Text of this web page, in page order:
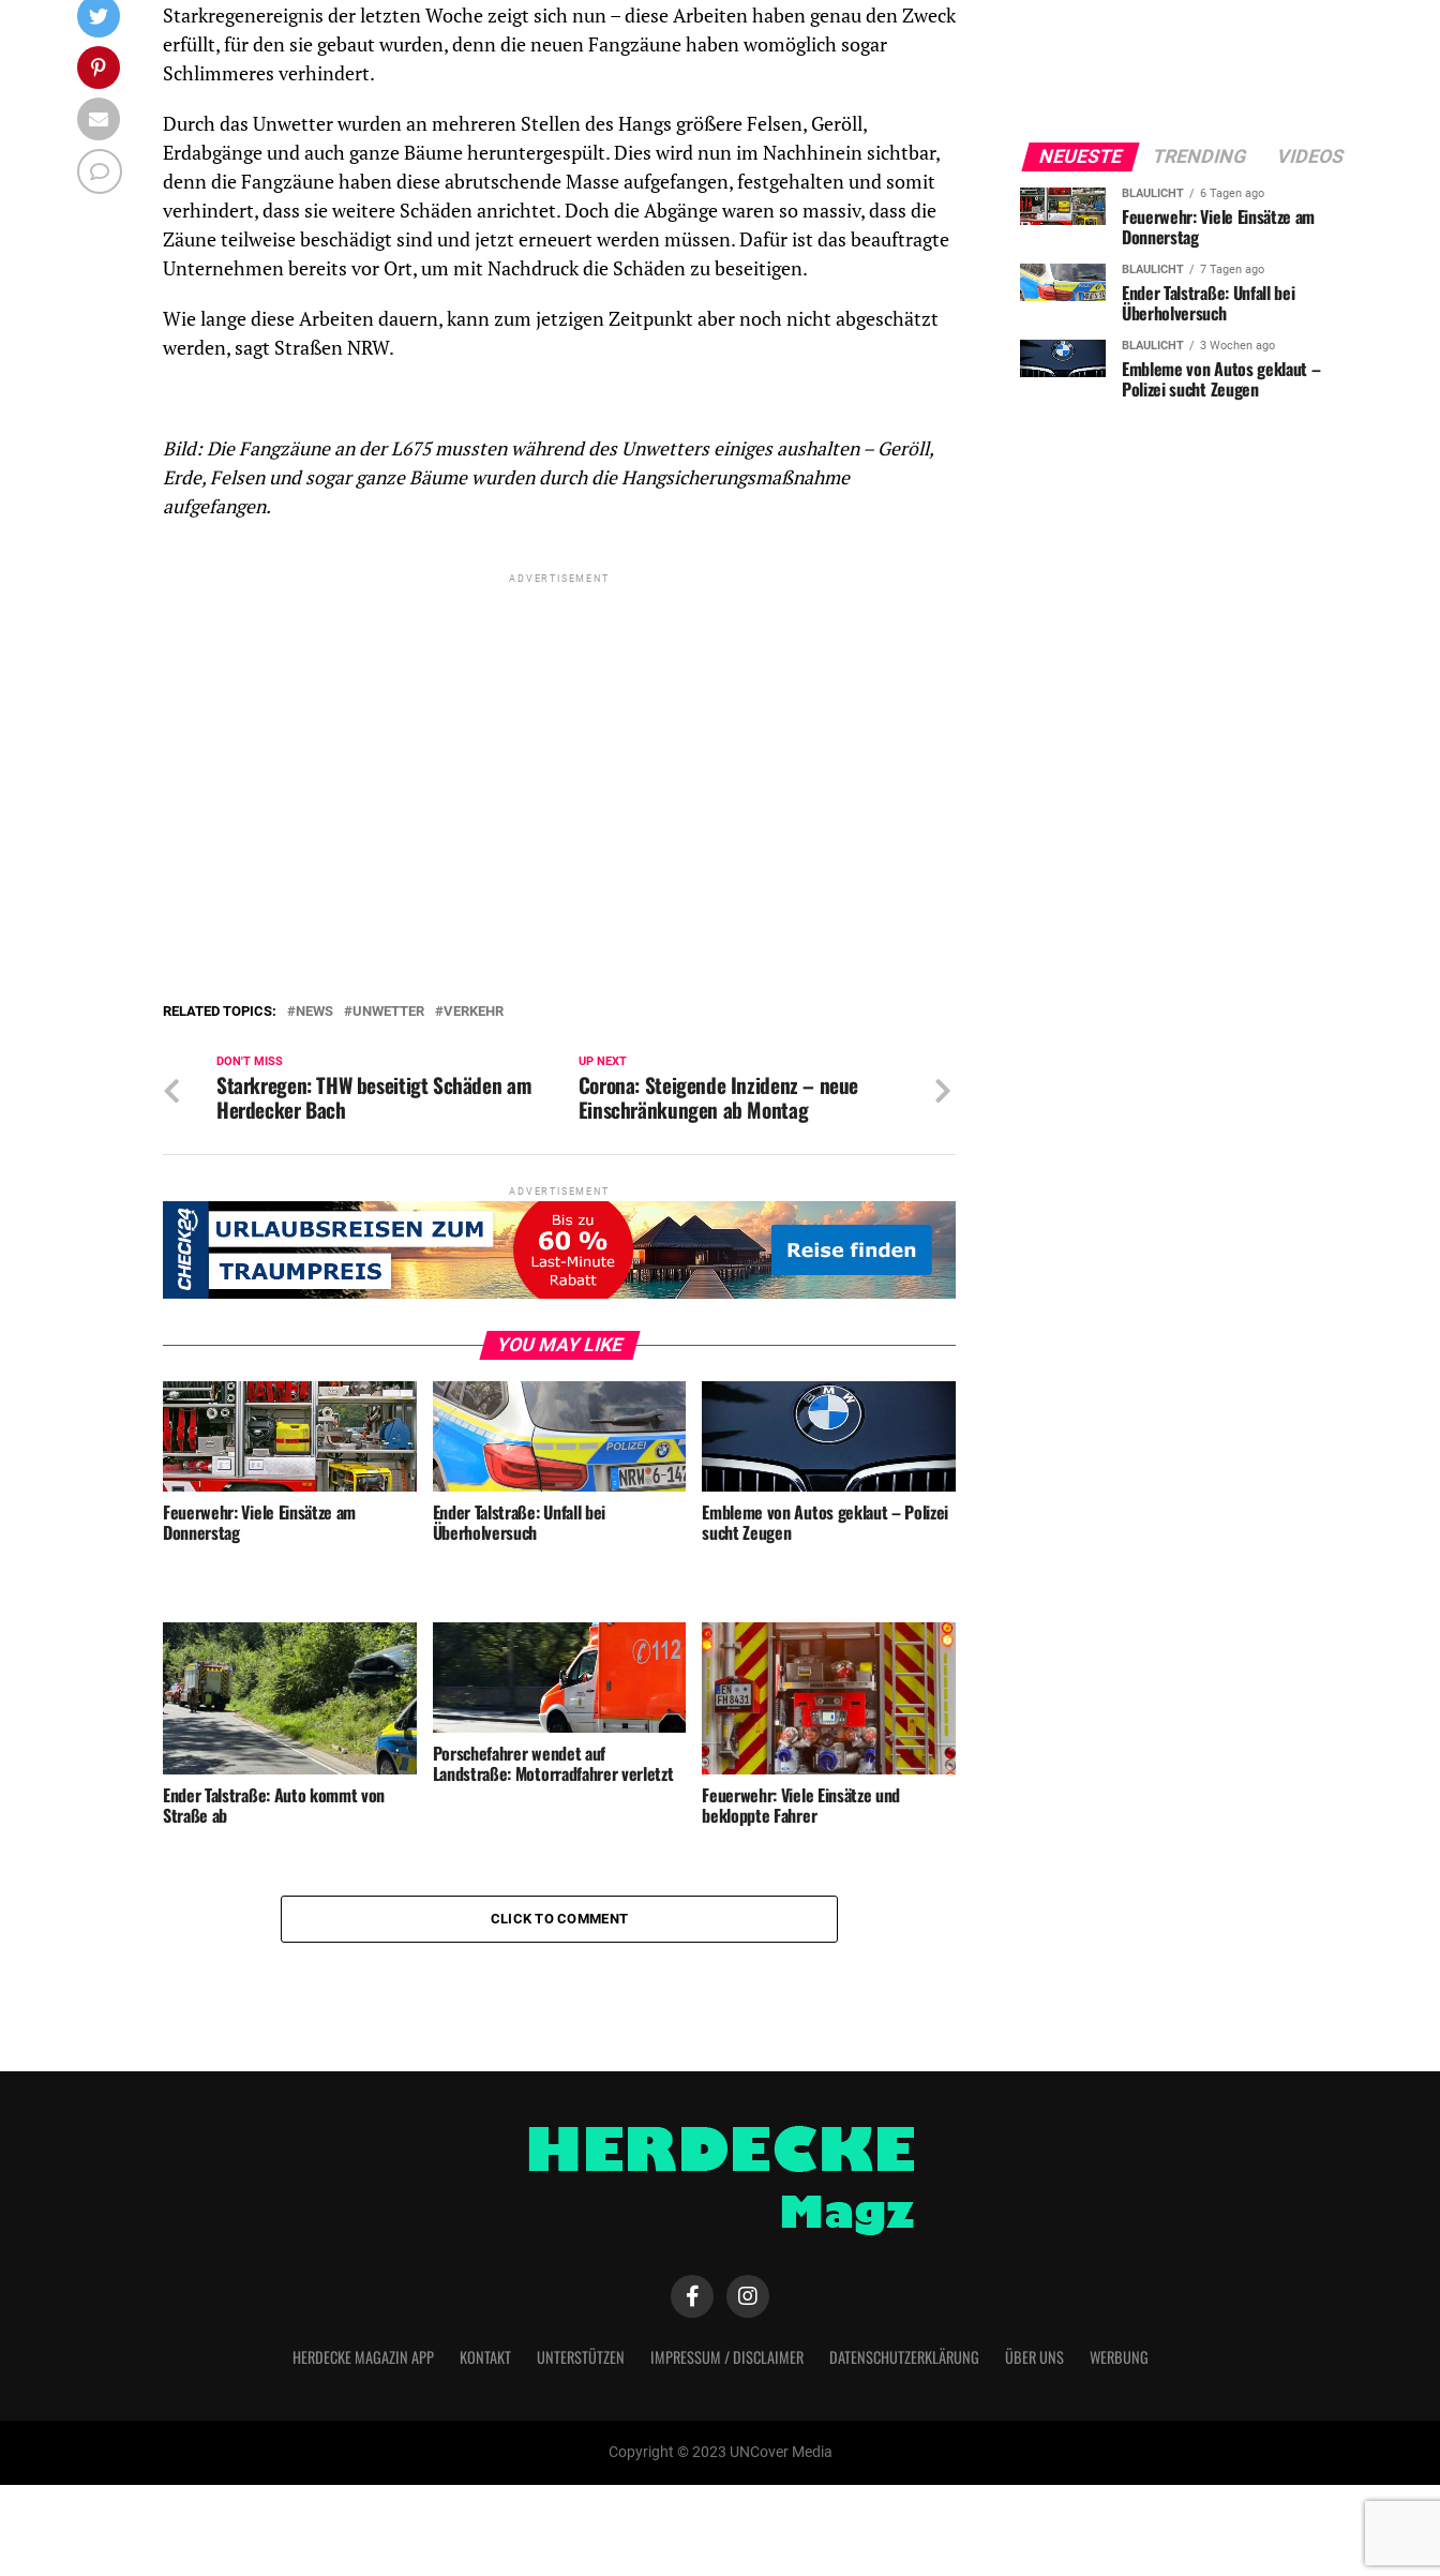
Starkregenereignis der letzten Woche zeigt sich nun – diese Arbeiten haben genau den Zweck
erfüllt, für den sie gebaut wurden, denn die neuen Fangzäune haben womöglich sogar
Schlimmeres verhindert.
Durch das Unwetter wurden an mehreren Stellen des Hangs größere Felsen, Geröll,
Erdabgänge und auch ganze Bäume heruntergespült. Dies wird nun im Nachhinein sichtbar,
denn die Fangzäune haben diese abrutschende Masse aufgefangen, festgehalten und somit
verhindert, dass sie weitere Schäden anrichtet. Doch die Abgänge waren so massiv, dass die
Zäune teilweise beschädigt sind und jetzt erneuert werden müssen. Dafür ist das beauftragte
Unternehmen bereits vor Ort, um mit Nachdruck die Schäden zu beseitigen.
Wie lange diese Arbeiten dauern, kann zum jetzigen Zeitpunkt aber noch nicht abgeschätzt
werden, sagt Straßen NRW.
Bild: Die Fangzäune an der L675 mussten während des Unwetters einiges aushalten – Geröll,
Erde, Felsen und sogar ganze Bäume wurden durch die Hangsicherungsmaßnahme
aufgefangen.
ADVERTISEMENT
RELATED TOPICS: NEWS UNWETTER VERKEHR
UP NEXT
Corona: Steigende Inzidenz – neue
Einschränkungen ab Montag
DON'T MISS
Starkregen: THW beseitigt Schäden am
Herdecker Bach
ADVERTISEMENT
YOU MAY LIKE
Feuerwehr: Viele Einsätze am
Donnerstag
Ender Talstraße: Unfall bei
Überholversuch
Embleme von Autos geklaut – Polizei
sucht Zeugen
Ender Talstraße: Auto kommt von
Straße ab
Porschefahrer wendet auf
Landstraße: Motorradfahrer verletzt
Feuerwehr: Viele Einsätze und
bekloppte Fahrer
CLICK TO COMMENT
NEUESTE TRENDING VIDEOS
BLAULICHT 6 Tagen ago
Feuerwehr: Viele Einsätze am
Donnerstag
BLAULICHT 7 Tagen ago
Ender Talstraße: Unfall bei
Überholversuch
BLAULICHT 3 Wochen ago
Embleme von Autos geklaut –
Polizei sucht Zeugen
HERDECKE MAGAZIN APP KONTAKT UNTERSTÜTZEN IMPRESSUM / DISCLAIMER DATENSCHUTZERKLÄRUNG ÜBER UNS WERBUNG
Copyright © 2023 UNCover Media